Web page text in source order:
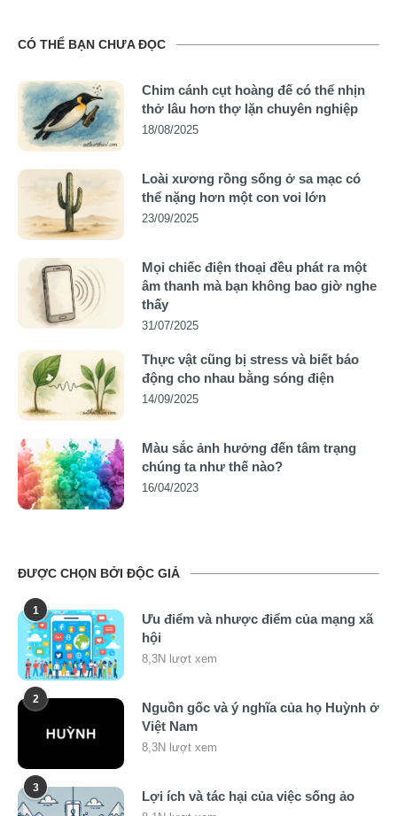
CÓ THỂ BẠN CHƯA ĐỌC
Chim cánh cụt hoàng đế có thể nhịn
thở lâu hơn thợ lặn chuyên nghiệp
18/08/2025
Loài xương rồng sống ở sa mạc có
thể nặng hơn một con voi lớn
23/09/2025
Mọi chiếc điện thoại đều phát ra một
âm thanh mà bạn không bao giờ nghe
thấy
31/07/2025
Thực vật cũng bị stress và biết báo
động cho nhau bằng sóng điện
14/09/2025
Màu sắc ảnh hưởng đến tâm trạng
chúng ta như thế nào?
16/04/2023
ĐƯỢC CHỌN BỞI ĐỘC GIẢ
1
Ưu điểm và nhược điểm của mạng xã
hội
8,3N lượt xem
2
Nguồn gốc và ý nghĩa của họ Huỳnh ở
Việt Nam
8,3N lượt xem
3
Lợi ích và tác hại của việc sống ảo